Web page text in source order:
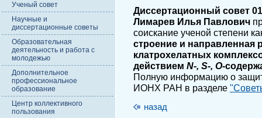
Ученый совет
Научные и
диссертационные советы
Образовательная
деятельность и работа с
молодежью
Дополнительное
профессиональное
образование
Центр коллективного
пользования
Диссертационный совет
Лимарев Илья Павлович
соискание ученой степени
строение и направленная
клатрохелатных
действием N-, S-, O-
Полную информацию о
ИОНХ РАН в разделе
назад